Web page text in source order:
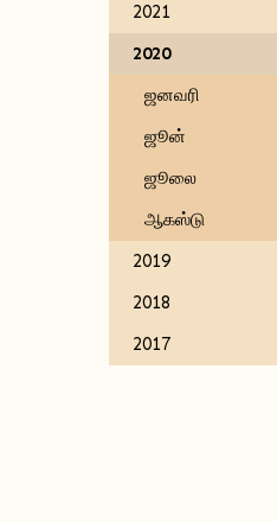
2021
2020
ஜனவரி
ஜூன்
ஜூலை
ஆகஸ்டு
2019
2018
2017